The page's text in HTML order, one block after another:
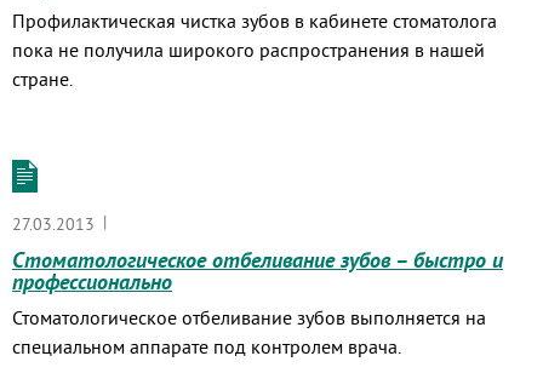
Профилактическая чистка зубов в кабинете стоматолога
пока не получила широкого распространения в нашей
стране.
27.03.2013 |
Стоматологическое отбеливание зубов – быстро и
профессионально
Стоматологическое отбеливание зубов выполняется на
специальном аппарате под контролем врача.